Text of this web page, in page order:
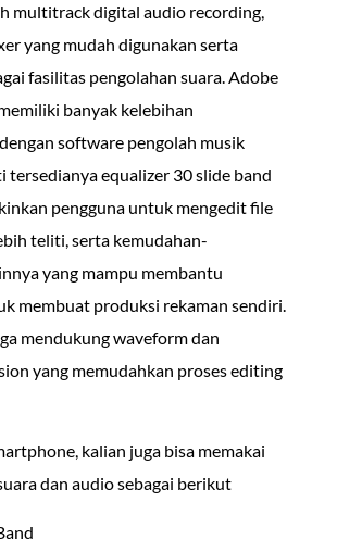
multitrack digital audio recording,
yang mudah digunakan serta
fasilitas pengolahan suara. Adobe
banyak kelebihan
software pengolah musik
tersedianya equalizer 30 slide band
pengguna untuk mengedit file
teliti, serta kemudahan-
yang mampu membantu
membuat produksi rekaman sendiri.
mendukung waveform dan
yang memudahkan proses editing
kalian juga bisa memakai
dan audio sebagai berikut